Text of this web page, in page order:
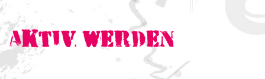
Aktiv werden